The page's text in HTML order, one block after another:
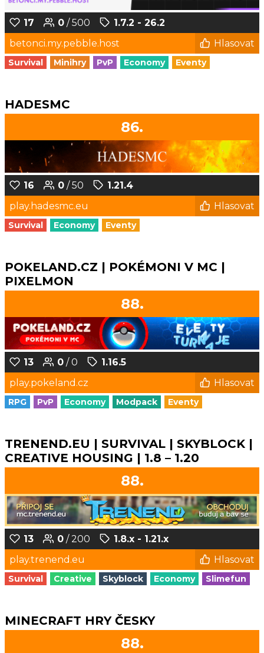
17 0 / 500
1.7.2 - 26.2
betonci.my.pebble.host
Hlasovat
Survival Minihry PvP Economy Eventy
HADESMC
86.
16 0 / 50
1.21.4
play.hadesmc.eu
Hlasovat
Survival Economy Eventy
POKELAND.CZ | POKÉMONI V MC |
PIXELMON
88.
13 0 / 0
1.16.5
play.pokeland.cz
Hlasovat
RPG PvP Economy Modpack Eventy
TRENEND.EU | SURVIVAL | SKYBLOCK |
CREATIVE HOUSING | 1.8 – 1.20
88.
13 0 / 200
1.8.x - 1.21.x
play.trenend.eu
Hlasovat
Survival Creative Skyblock Economy Slimefun
MINECRAFT HRY ČESKY
88.